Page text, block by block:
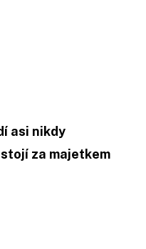
asi nikdy
za majetkem